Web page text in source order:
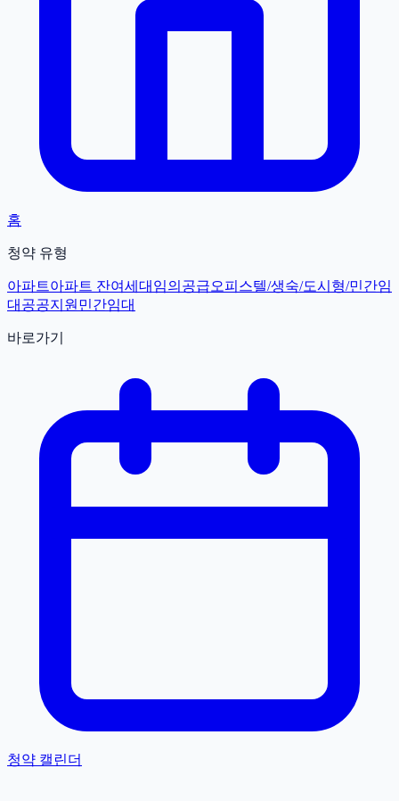
홈
청약 유형
아파트아파트 잔여세대 임의공급오피스텔/생숙/도시형/민간임
대 공공지원민간임대
바로가기
청약 캘린더